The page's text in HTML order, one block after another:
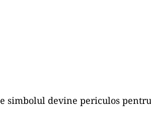
simbolul devine periculos